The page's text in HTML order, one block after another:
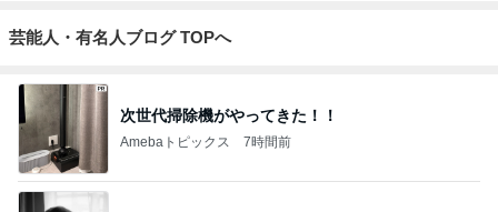
芸能人・有名人ブログ TOPへ
次世代掃除機がやってきた！！
Amebaトピックス 7時間前